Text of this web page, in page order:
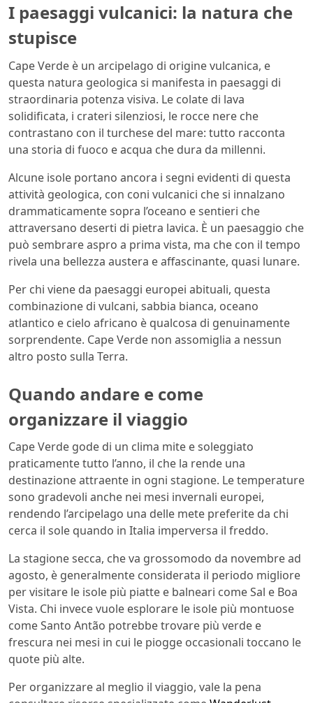
I paesaggi vulcanici: la natura che
stupisce
Cape Verde è un arcipelago di origine vulcanica, e
questa natura geologica si manifesta in paesaggi di
straordinaria potenza visiva. Le colate di lava
solidificata, i crateri silenziosi, le rocce nere che
contrastano con il turchese del mare: tutto racconta
una storia di fuoco e acqua che dura da millenni.
Alcune isole portano ancora i segni evidenti di questa
attività geologica, con coni vulcanici che si innalzano
drammaticamente sopra l’oceano e sentieri che
attraversano deserti di pietra lavica. È un paesaggio che
può sembrare aspro a prima vista, ma che con il tempo
rivela una bellezza austera e affascinante, quasi lunare.
Per chi viene da paesaggi europei abituali, questa
combinazione di vulcani, sabbia bianca, oceano
atlantico e cielo africano è qualcosa di genuinamente
sorprendente. Cape Verde non assomiglia a nessun
altro posto sulla Terra.
Quando andare e come
organizzare il viaggio
Cape Verde gode di un clima mite e soleggiato
praticamente tutto l’anno, il che la rende una
destinazione attraente in ogni stagione. Le temperature
sono gradevoli anche nei mesi invernali europei,
rendendo l’arcipelago una delle mete preferite da chi
cerca il sole quando in Italia imperversa il freddo.
La stagione secca, che va grossomodo da novembre ad
agosto, è generalmente considerata il periodo migliore
per visitare le isole più piatte e balneari come Sal e Boa
Vista. Chi invece vuole esplorare le isole più montuose
come Santo Antão potrebbe trovare più verde e
frescura nei mesi in cui le piogge occasionali toccano le
quote più alte.
Per organizzare al meglio il viaggio, vale la pena